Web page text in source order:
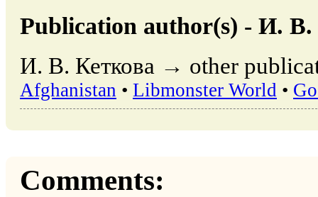
Publication author(s) - И. В.
И. В. Кеткова → other
Afghanistan • Libmonster World •
Comments: